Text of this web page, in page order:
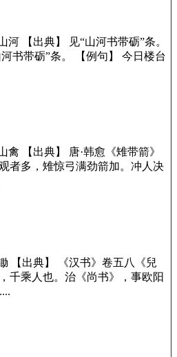
河 【出典】 见“山河书带砺”条。
河书带砺”条。 【例句】 今日楼台
禽 【出典】 唐·韩愈《雉带箭》
者多，雉惊弓满劲箭加。冲人决
【出典】 《汉书》卷五八《兒
千乘人也。治《尚书》，事欧阳